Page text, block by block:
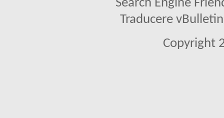
Search Engine
Traducere
Copyright